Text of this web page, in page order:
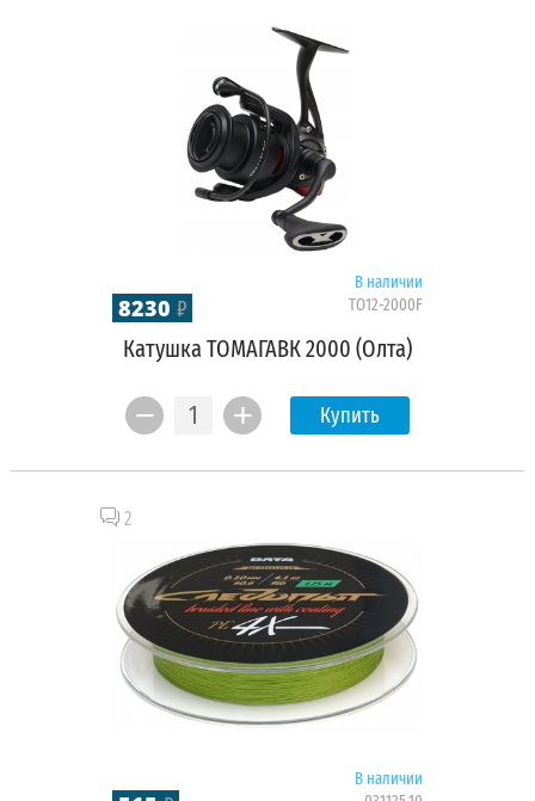
8230 ₽
В наличии
TO12-2000F
Катушка ТОМАГАВК 2000 (Олта)
Купить
2
В наличии